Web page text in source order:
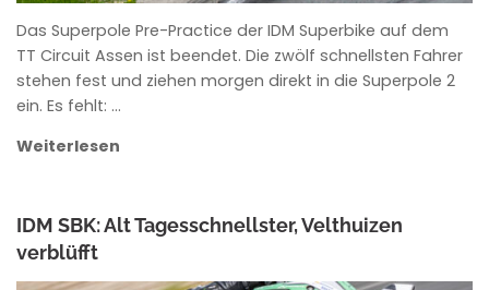
Das Superpole Pre-Practice der IDM Superbike auf dem
TT Circuit Assen ist beendet. Die zwölf schnellsten Fahrer
stehen fest und ziehen morgen direkt in die Superpole 2
ein. Es fehlt: …
Weiterlesen
IDM SBK: Alt Tagesschnellster, Velthuizen
verblüfft